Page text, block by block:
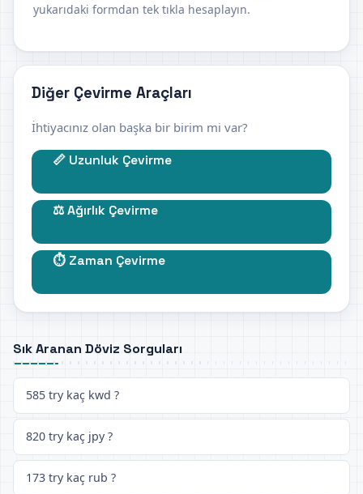
yukarıdaki formdan tek tıkla hesaplayın.
Diğer Çevirme Araçları
İhtiyacınız olan başka bir birim mi var?
📏 Uzunluk Çevirme
⚖️ Ağırlık Çevirme
⏱️ Zaman Çevirme
Sık Aranan Döviz Sorguları
585 try kaç kwd ?
820 try kaç jpy ?
173 try kaç rub ?